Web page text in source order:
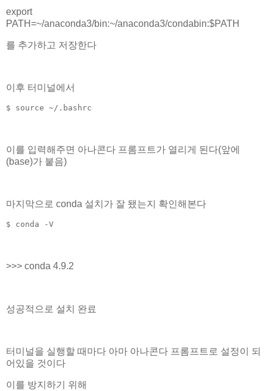
export
PATH=~/anaconda3/bin:~/anaconda3/condabin:$PATH
를 추가하고 저장한다
이후 터미널에서
$ source ~/.bashrc
이를 입력해주면 아나콘다 프롬프트가 열리게 된다(앞에
(base)가 붙음)
마지막으로 conda 설치가 잘 됐는지 확인해본다
$ conda -V
>>> conda 4.9.2
성공적으로 설치 완료
터미널을 실행할 때마다 아마 아나콘다 프롬프트로 설정이 되
어있을 것이다
이를 방지하기 위해